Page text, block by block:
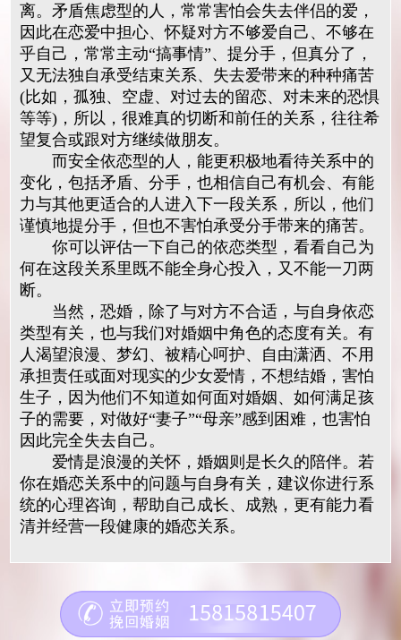
离。矛盾焦虑型的人，常常害怕会失去伴侣的爱，
因此在恋爱中担心、怀疑对方不够爱自己、不够在
乎自己，常常主动“搞事情”、提分手，但真分了，
又无法独自承受结束关系、失去爱带来的种种痛苦
(比如，孤独、空虚、对过去的留恋、对未来的恐惧
等等)，所以，很难真的切断和前任的关系，往往希
望复合或跟对方继续做朋友。
而安全依恋型的人，能更积极地看待关系中的
变化，包括矛盾、分手，也相信自己有机会、有能
力与其他更适合的人进入下一段关系，所以，他们
谨慎地提分手，但也不害怕承受分手带来的痛苦。
你可以评估一下自己的依恋类型，看看自己为
何在这段关系里既不能全身心投入，又不能一刀两
断。
当然，恐婚，除了与对方不合适，与自身依恋
类型有关，也与我们对婚姻中角色的态度有关。有
人渴望浪漫、梦幻、被精心呵护、自由潇洒、不用
承担责任或面对现实的少女爱情，不想结婚，害怕
生子，因为他们不知道如何面对婚姻、如何满足孩
子的需要，对做好“妻子”“母亲”感到困难，也害怕
因此完全失去自己。
爱情是浪漫的关怀，婚姻则是长久的陪伴。若
你在婚恋关系中的问题与自身有关，建议你进行系
统的心理咨询，帮助自己成长、成熟，更有能力看
清并经营一段健康的婚恋关系。